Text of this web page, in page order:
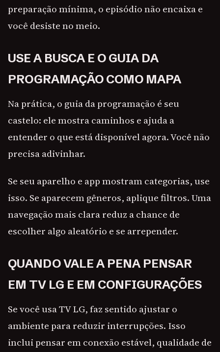
preparação mínima, o episódio não encaixa e
você desiste no meio.
USE A BUSCA E O GUIA DA
PROGRAMAÇÃO COMO MAPA
Na prática, o guia da programação é seu
castelo: ele mostra caminhos e ajuda a
entender o que está disponível agora. Você não
precisa adivinhar.
Se seu aparelho e app mostram categorias, use
isso. Se aparecem gêneros, aplique filtros. Uma
navegação mais clara reduz a chance de
escolher algo aleatório e se arrepender.
QUANDO VALE A PENA PENSAR
EM TV LG E EM CONFIGURAÇÕES
Se você usa TV LG, faz sentido ajustar o
ambiente para reduzir interrupções. Isso
inclui pensar em conexão estável, qualidade de